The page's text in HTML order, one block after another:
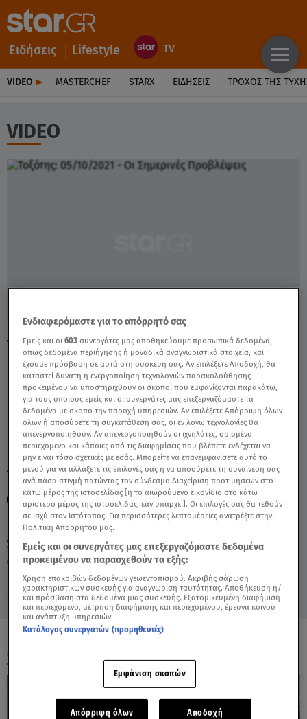
Ειδήσεις Lifestyle
VIDEO MASTERCHEF STARX ΕΙΔΉΣΕΙΣ ΤΡΟΧΌΣ ΤΗΣ
VIDEO
Σάββατο 8 Αυγούστου 2026
05.10.21, 12:18 ΖΩΔΙΑ
Τοξότης: 05/10/2021 - Οι Σημερινές
Προβλέψεις - Video
TAGS: ΤΟΞΟΤΗΣ ΤΟΞΟΤΕΣ ΣΗΜΕΡΑ ΖΩΔΙΑ
ΖΩΔΙΑ ΣΗΜΕΡΑ ΑΣΤΡΟΛΟΓΙΚΕΣ ΠΡΟΒΛΕΨΕΙΣ
ΟΛΑ ΤΑ ΒΙΝΤΕΟ
Ενδιαφερόμαστε για το απόρρητό σας
Εμείς και οι603 συνεργάτες μας αποθηκεύουμε προσωπικά δεδομένα,
όπως δεδομένα περιήγησης ή μοναδικά αναγνωριστικά στοιχεία, και
έχουμε πρόσβαση σε αυτά στη συσκευή σας. Αν επιλέξετε Αποδοχή, θα
καταστεί δυνατή η ενεργοποίηση τεχνολογιών παρακολούθησης
προκειμένου να υποστηριχθούν οι σκοποί που εμφανίζονται παρακάτω,
για τους οποίους εμείς και οι συνεργάτες μας επεξεργαζόμαστε τα
δεδομένα με σκοπό την παροχή υπηρεσιών. Αν επιλέξετε Απόρριψη όλων
όλων ή αποσύρετε τη συγκατάθεσή σας, οι εν λόγω τεχνολογίες θα
απενεργοποιηθούν. Αν απενεργοποιηθούν οι ιχνηλάτες, ορισμένο
περιεχόμενο και κάποιες από τις διαφημίσεις που βλέπετε ενδέχεται να
μην είναι τόσο σχετικές με εσάς. Μπορείτε να επανεμφανίσετε αυτό το
μενού για να αλλάξετε τις επιλογές σας ή να αποσύρετε τη συναίνεσή σας
ανά πάσα στιγμή πατώντας τον σύνδεσμο Διαχείριση προτιμήσεων στο
κάτω μέρος της ιστοσελίδας [ή το αιωρούμενο εικονίδιο στο κάτω
αριστερό μέρος της ιστοσελίδας, εάν υπάρχει]. Οι επιλογές σας θα τεθούν
σε ισχύ στον Ιστότοπος. Για περισσότερες λεπτομέρειες ανατρέξτε στην
Πολιτική Απορρήτου μας.
Εμείς και οι συνεργάτες μας επεξεργαζόμαστε δεδομένα
προκειμένου να παρασχεθούν τα εξής:
Χρήση επακριβών δεδομένων γεωεντοπισμού. Ακριβής σάρωση
χαρακτηριστικών συσκευής για αναγνώριση ταυτότητας. Αποθήκευση ή/
και πρόσβαση στα δεδομένα μιας συσκευής. Εξατομικευμένη διαφήμιση
και περιεχόμενο, μέτρηση διαφήμισης και περιεχομένου, έρευνα κοινού
και ανάπτυξη υπηρεσιών.
Κατάλογος συνεργατών (προμηθευτές)
Εμφάνιση σκοπών
Απόρριψη όλων Αποδοχή